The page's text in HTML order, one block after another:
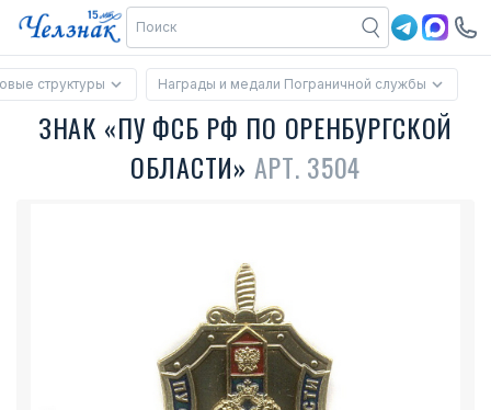
структуры Награды и медали Пограничной службы
ЗНАК «ПУ ФСБ РФ ПО ОРЕНБУРГСКОЙ
ОБЛАСТИ» АРТ. 3504